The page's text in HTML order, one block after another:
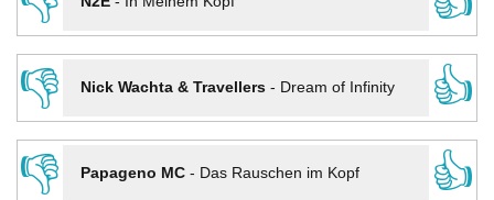
👎
Nick Wachta & Travellers- Dream of Infinity
👍
👎
Papageno MC- Das Rauschen im Kopf
👍